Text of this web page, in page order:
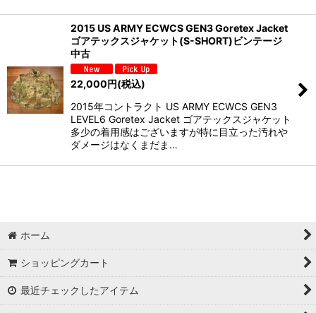
2015 US ARMY ECWCS GEN3 Goretex Jacket
ゴアテックスジャケット(S-SHORT)ビンテージ
中古
22,000 円(税込)
2015年コントラクト US ARMY ECWCS GEN3
LEVEL6 Goretex Jacket ゴアテックスジャケット
多少の着用感はございますが特に目立った汚れや
ダメージはなくまだま…
ホーム
ショッピングカート
最近チェックしたアイテム